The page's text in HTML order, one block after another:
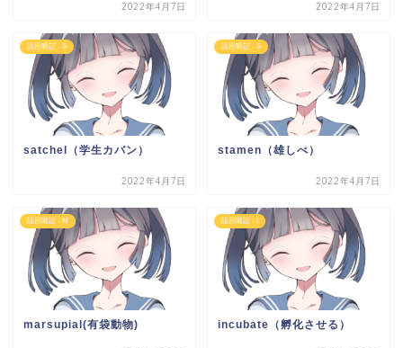
2022年4月7日 2022年4月7日
語呂暗記 - S
satchel（学生カバン）
2022年4月7日
語呂暗記 - S
stamen（雄しべ）
2022年4月7日
語呂暗記 - M
marsupial(有袋動物)
語呂暗記 - I
incubate（孵化させる）